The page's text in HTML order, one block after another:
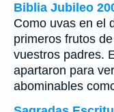
Biblia Jubileo
Como uvas en el
primeros frutos
vuestros padres.
apartaron para
abominables